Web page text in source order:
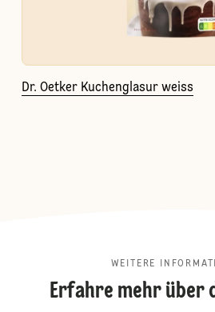
Dr. Oetker Kuchenglasur weiss
WEITERE
Erfahre mehr über